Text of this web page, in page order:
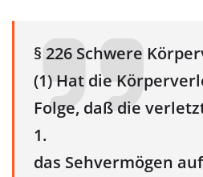
§ 226 Schwere
(1) Hat die
Folge, daß die
1.
das Sehvermögen